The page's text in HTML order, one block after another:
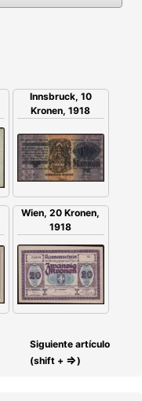
Innsbruck, 10
Kronen, 1918
Wien, 20 Kronen,
1918
Siguiente artículo
(shift + ⇒)